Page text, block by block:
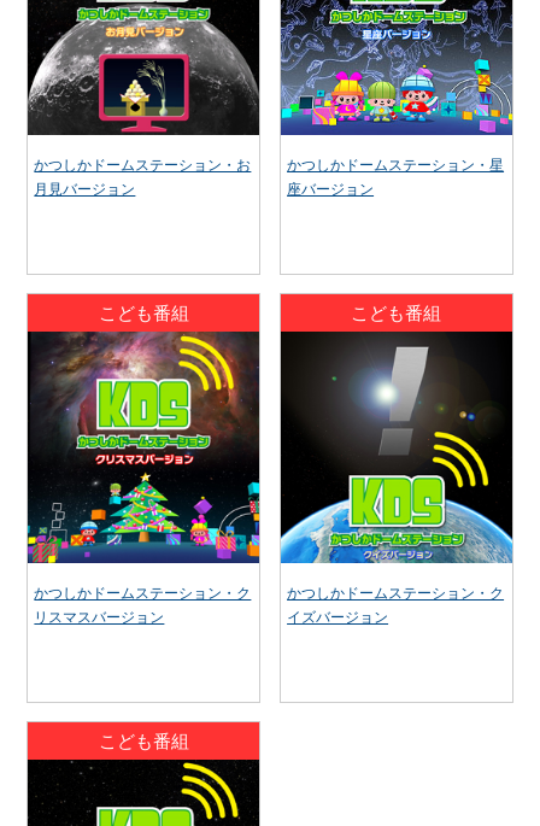
かつしかドームステーション・お
月見バージョン
かつしかドームステーション・星
座バージョン
こども番組
かつしかドームステーション・ク
リスマスバージョン
こども番組
かつしかドームステーション・ク
イズバージョン
こども番組